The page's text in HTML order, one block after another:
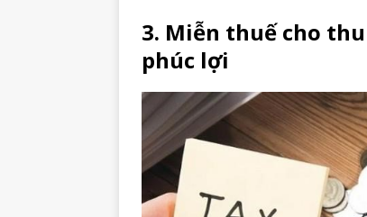
3. Miễn thuế cho
phúc lợi